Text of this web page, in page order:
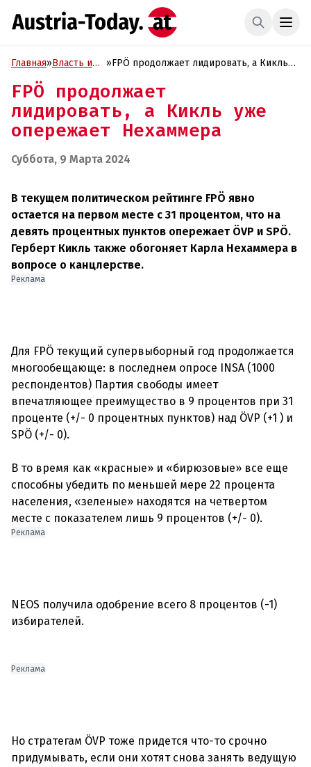
Главная»Власть и
»FPÖ продолжает лидировать, а Кикль
FPÖ продолжает
лидировать, а Кикль уже
опережает Нехаммера
Суббота, 9 Марта 2024
В текущем политическом рейтинге FPÖ явно
остается на первом месте с 31 процентом, что на
девять процентных пунктов опережает ÖVP и SPÖ.
Герберт Кикль также обогоняет Карла Нехаммера в
вопросе о канцлерстве.
Реклама
Для FPÖ текущий супервыборный год продолжается
многообещающе: в последнем опросе INSA (1000
респондентов) Партия свободы имеет
впечатляющее преимущество в 9 процентов при 31
проценте (+/- 0 процентных пунктов) над ÖVP (+1 ) и
SPÖ (+/- 0).
В то время как «красные» и «бирюзовые» все еще
способны убедить по меньшей мере 22 процента
населения, «зеленые» находятся на четвертом
Реклама
NEOS получила одобрение всего 8 процентов (-1)
избирателей.
Реклама
Но стратегам ÖVP тоже придется что-то срочно
придумывать, если они хотят снова занять ведущую